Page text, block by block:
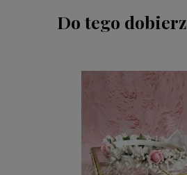
Do tego dobierz